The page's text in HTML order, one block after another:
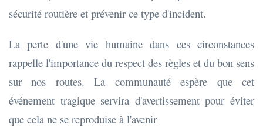
sécurité routière et prévenir ce type d'incident.
La perte d'une vie humaine dans ces circonstances
rappelle l'importance du respect des règles et du bon sens
sur nos routes. La communauté espère que cet
événement tragique servira d'avertissement pour éviter
que cela ne se reproduise à l'avenir